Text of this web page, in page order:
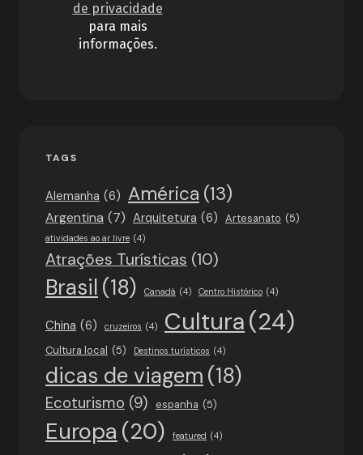
de privacidade
para mais
informações.
TAGS
Alemanha (6) América (13)
Argentina (7) Arquitetura (6) Artesanato (5)
atividades ao ar livre (4)
Atrações Turísticas (10)
Brasil (18) Canadá (4) Centro Histórico (4)
China (6) cruzeiros (4) Cultura(24)
Cultura local (5) Destinos turísticos (4)
dicas de viagem (18)
Ecoturismo (9) espanha (5)
Europa (20) featured (4)